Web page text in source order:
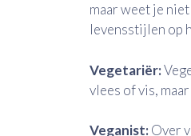
maar weet je
levensstijlen op
Vegetariër:
vlees of vis,
Veganist:Over